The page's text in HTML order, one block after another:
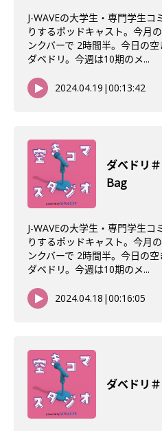
J-WAVEの大学生・専門学生コ
りするポッドキャスト。今月
ンクバーで 2時間半。今日の
ダベドリ。今週は10期のメ...
2024.04.19 |00:13:42
ダべドリ
Bag
J-WAVEの大学生・専門学生コ
りするポッドキャスト。今月
ンクバーで 2時間半。今日の
ダベドリ。今週は10期のメ...
2024.04.18 |00:16:05
ダべドリ